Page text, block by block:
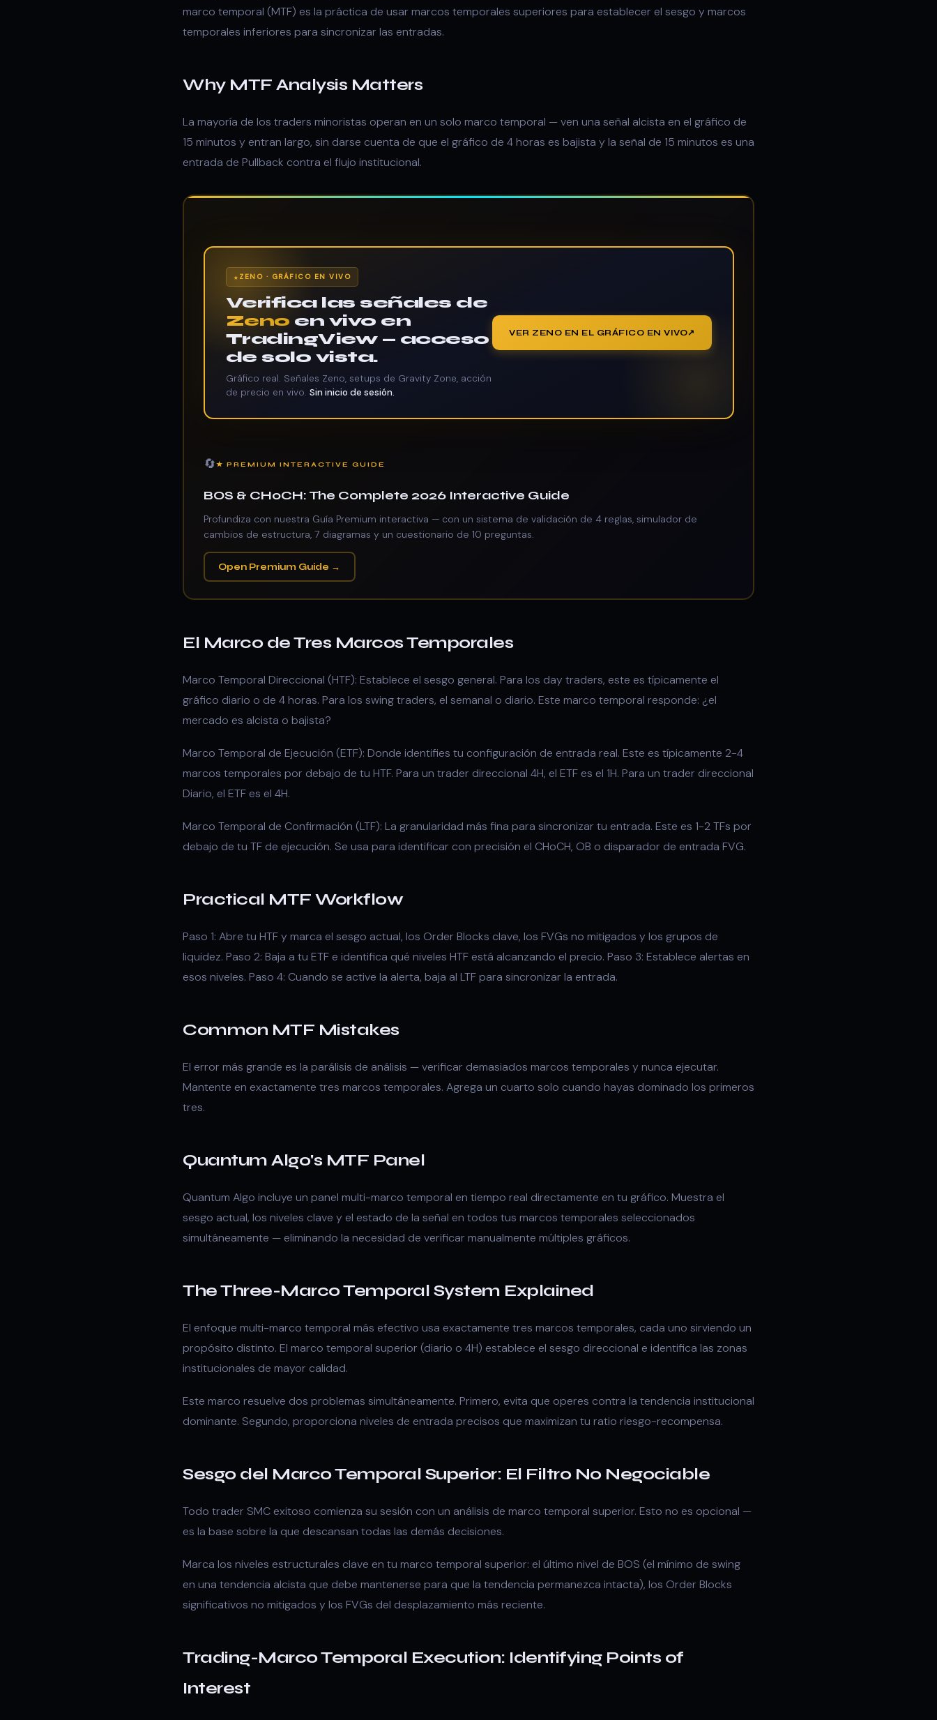
marco temporal (MTF) es la práctica de usar marcos temporales superiores para establecer el sesgo y marcos
temporales inferiores para sincronizar las entradas.
Why MTF Analysis Matters
La mayoría de los traders minoristas operan en un solo marco temporal — ven una señal alcista en el gráfico de
15 minutos y entran largo, sin darse cuenta de que el gráfico de 4 horas es bajista y la señal de 15 minutos es una
entrada de Pullback contra el flujo institucional.
ZENO · GRÁFICO EN VIVO
Verifica las señales de
Zeno en vivo en
TradingView — acceso
de solo vista.
Gráfico real. Señales Zeno, setups de Gravity Zone, acción
de precio en vivo. Sin inicio de sesión.
VER ZENO EN EL GRÁFICO EN VIVO
🔄★ PREMIUM INTERACTIVE GUIDE
BOS & CHoCH: The Complete 2026 Interactive Guide
Profundiza con nuestra Guía Premium interactiva — con un sistema de validación de 4 reglas, simulador de
cambios de estructura, 7 diagramas y un cuestionario de 10 preguntas.
Open Premium Guide →
El Marco de Tres Marcos Temporales
Marco Temporal Direccional (HTF): Establece el sesgo general. Para los day traders, este es típicamente el
gráfico diario o de 4 horas. Para los swing traders, el semanal o diario. Este marco temporal responde: ¿el
mercado es alcista o bajista?
Marco Temporal de Ejecución (ETF): Donde identifies tu configuración de entrada real. Este es típicamente 2-4
marcos temporales por debajo de tu HTF. Para un trader direccional 4H, el ETF es el 1H. Para un trader direccional
Diario, el ETF es el 4H.
Marco Temporal de Confirmación (LTF): La granularidad más fina para sincronizar tu entrada. Este es 1-2 TFs por
debajo de tu TF de ejecución. Se usa para identificar con precisión el CHoCH, OB o disparador de entrada FVG.
Practical MTF Workflow
Paso 1: Abre tu HTF y marca el sesgo actual, los Order Blocks clave, los FVGs no mitigados y los grupos de
liquidez. Paso 2: Baja a tu ETF e identifica qué niveles HTF está alcanzando el precio. Paso 3: Establece alertas en
esos niveles. Paso 4: Cuando se active la alerta, baja al LTF para sincronizar la entrada.
Common MTF Mistakes
El error más grande es la parálisis de análisis — verificar demasiados marcos temporales y nunca ejecutar.
Mantente en exactamente tres marcos temporales. Agrega un cuarto solo cuando hayas dominado los primeros
tres.
Quantum Algo's MTF Panel
Quantum Algo incluye un panel multi-marco temporal en tiempo real directamente en tu gráfico. Muestra el
sesgo actual, los niveles clave y el estado de la señal en todos tus marcos temporales seleccionados
simultáneamente — eliminando la necesidad de verificar manualmente múltiples gráficos.
The Three-Marco Temporal System Explained
El enfoque multi-marco temporal más efectivo usa exactamente tres marcos temporales, cada uno sirviendo un
propósito distinto. El marco temporal superior (diario o 4H) establece el sesgo direccional e identifica las zonas
institucionales de mayor calidad.
Este marco resuelve dos problemas simultáneamente. Primero, evita que operes contra la tendencia institucional
dominante. Segundo, proporciona niveles de entrada precisos que maximizan tu ratio riesgo-recompensa.
Sesgo del Marco Temporal Superior: El Filtro No Negociable
Todo trader SMC exitoso comienza su sesión con un análisis de marco temporal superior. Esto no es opcional —
es la base sobre la que descansan todas las demás decisiones.
Marca los niveles estructurales clave en tu marco temporal superior: el último nivel de BOS (el mínimo de swing
en una tendencia alcista que debe mantenerse para que la tendencia permanezca intacta), los Order Blocks
significativos no mitigados y los FVGs del desplazamiento más reciente.
Trading-Marco Temporal Execution: Identifying Points of
Interest